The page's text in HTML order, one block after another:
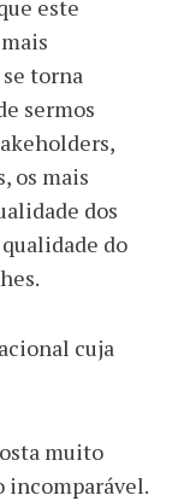
este
torna
sermos
os mais
dos
qualidade do
cuja
muito
incomparável.